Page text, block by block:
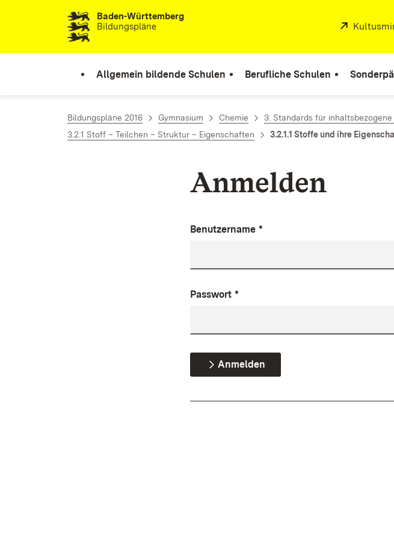
Zum Inhalt springenBaden-Württemberg
Bildungspläne
Extern:
Allgemein bildende Schulen Berufliche Schulen
Bildungspläne 2016 Gymnasium Chemie 3. Standards für
3.2.1 Stoff – Teilchen – Struktur – Eigenschaften
3.2.1.1 Stoffe und ihre
Anmelden
Benutzername *
Passwort *
Anmelden